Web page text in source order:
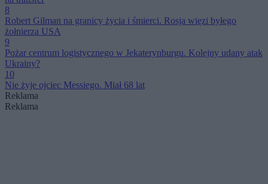
8
Robert Gilman na granicy życia i śmierci. Rosja więzi byłego
żołnierza USA
9
Pożar centrum logistycznego w Jekaterynburgu. Kolejny udany atak
Ukrainy?
10
Nie żyje ojciec Messiego. Miał 68 lat
Reklama
Reklama